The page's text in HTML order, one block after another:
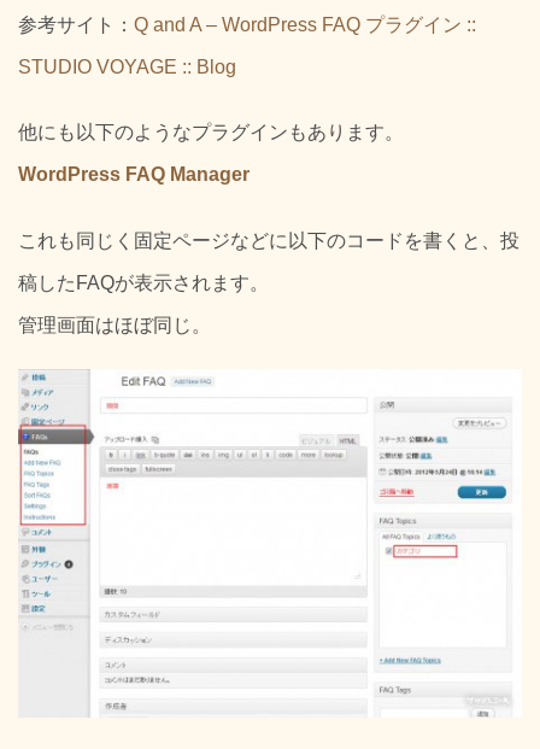
参考サイト： Q and A – WordPress FAQ プラグイン ::
STUDIO VOYAGE :: Blog
他にも以下のようなプラグインもあります。
WordPress FAQ Manager
これも同じく固定ページなどに以下のコードを書くと、投
稿したFAQが表示されます。
管理画面はほぼ同じ。